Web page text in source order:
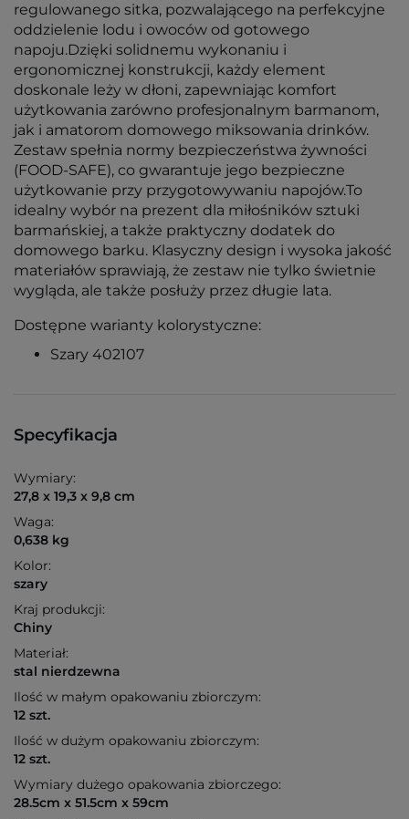
regulowanego sitka, pozwalającego na perfekcyjne
oddzielenie lodu i owoców od gotowego
napoju.Dzięki solidnemu wykonaniu i
ergonomicznej konstrukcji, każdy element
doskonale leży w dłoni, zapewniając komfort
użytkowania zarówno profesjonalnym barmanom,
jak i amatorom domowego miksowania drinków.
Zestaw spełnia normy bezpieczeństwa żywności
(FOOD-SAFE), co gwarantuje jego bezpieczne
użytkowanie przy przygotowywaniu napojów.To
idealny wybór na prezent dla miłośników sztuki
barmańskiej, a także praktyczny dodatek do
domowego barku. Klasyczny design i wysoka jakość
materiałów sprawiają, że zestaw nie tylko świetnie
wygląda, ale także posłuży przez długie lata.
Dostępne warianty kolorystyczne:
Szary 402107
Specyfikacja
Wymiary:
27,8 x 19,3 x 9,8 cm
Waga:
0,638 kg
Kolor:
szary
Kraj produkcji:
Chiny
Materiał:
stal nierdzewna
Ilość w małym opakowaniu zbiorczym:
12 szt.
Ilość w dużym opakowaniu zbiorczym:
12 szt.
Wymiary dużego opakowania zbiorczego:
28.5cm x 51.5cm x 59cm